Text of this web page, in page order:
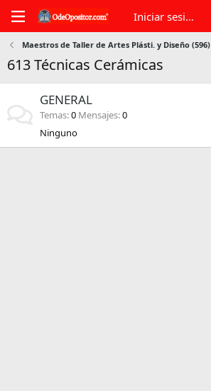
Iniciar sesión
Maestros de Taller de Artes Plásti. y Diseño (596)
613 Técnicas Cerámicas
GENERAL
Temas 0 Mensajes 0
Ninguno